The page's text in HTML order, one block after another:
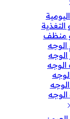
التغذية
منظف